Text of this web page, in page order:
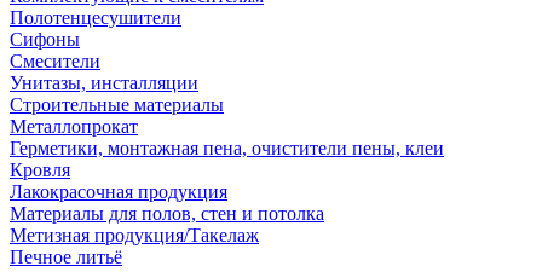
Полотенцесушители
Сифоны
Смесители
Унитазы, инсталляции
Строительные материалы
Металлопрокат
Герметики, монтажная пена, очистители пены, клеи
Кровля
Лакокрасочная продукция
Материалы для полов, стен и потолка
Метизная продукция/Такелаж
Печное литьё